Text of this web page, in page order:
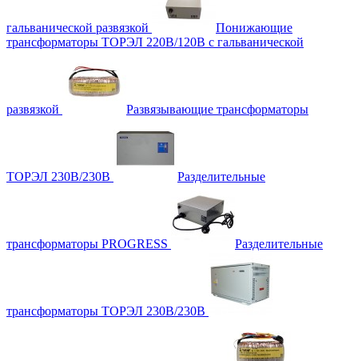
гальванической развязкой
Понижающие
трансформаторы ТОРЭЛ 220В/120В с гальванической
развязкой Развязывающие трансформаторы
ТОРЭЛ 230В/230В Разделительные
трансформаторы PROGRESS Разделительные
трансформаторы ТОРЭЛ 230В/230В